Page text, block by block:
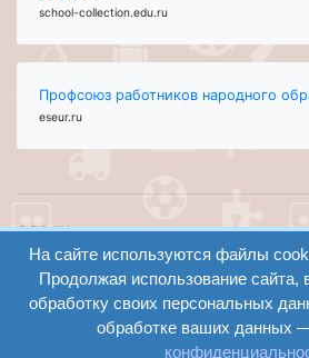
school-collection.edu.ru
Профсоюз работников народного
eseur.ru
ООО "Центр
образования и
консалтинга"
Волгоград 2008-
2026
вход
регистрация
На сайте используются файлы
Продолжая использование сайта,
обработку своих персональных
обработке ваших данных